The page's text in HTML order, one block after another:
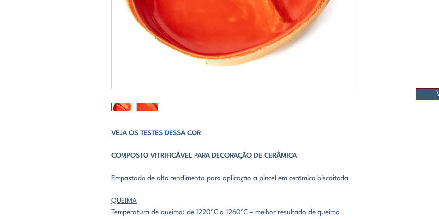
VEJA OS TESTES DESSA COR
COMPOSTO VITRIFICÁVEL PARA DECORAÇÃO DE CERÂMICA
Empastado de alto rendimento para aplicação a pincel em cerâmica biscoitada
QUEIMA
Temperatura de queima: de 1220ºC a 1260ºC – melhor resultado de queima